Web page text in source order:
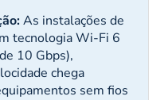
As instalações de
tecnologia Wi-Fi 6
10 Gbps),
chega
sem fios